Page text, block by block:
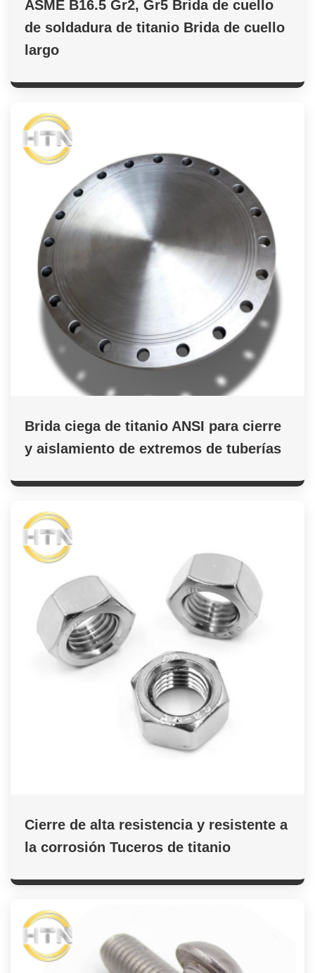
ASME B16.5 Gr2, Gr5 Brida de cuello
de soldadura de titanio Brida de cuello
largo
Brida ciega de titanio ANSI para cierre
y aislamiento de extremos de tuberías
Cierre de alta resistencia y resistente a
la corrosión Tuceros de titanio